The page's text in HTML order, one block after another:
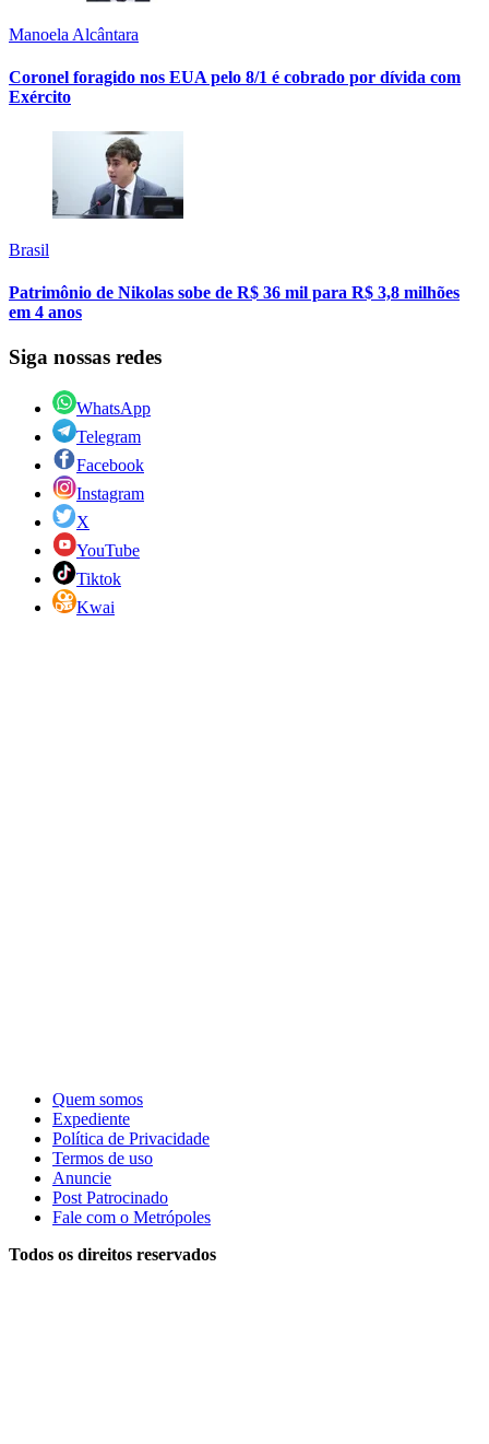
Manoela Alcântara
Coronel foragido nos EUA pelo 8/1 é cobrado por dívida com
Exército
Brasil
Patrimônio de Nikolas sobe de R$ 36 mil para R$ 3,8 milhões
em 4 anos
Siga nossas redes
WhatsApp
Telegram
Facebook
Instagram
X
YouTube
Tiktok
Kwai
Quem somos
Expediente
Política de Privacidade
Termos de uso
Anuncie
Post Patrocinado
Fale com o Metrópoles
Todos os direitos reservados